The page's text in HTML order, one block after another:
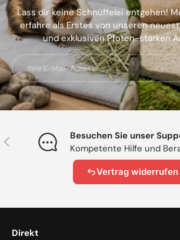
Lass dir keine Schnüffelei entgehen!
erfahre als Erstes von unseren
und exklusiven Pfoten-starken
Vorherige
Besuchen Sie unser
Kompetente Hilfe und
Vertrag widerrufen
Direkt